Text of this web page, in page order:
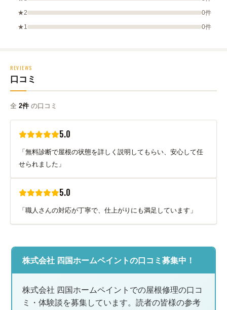
★2
0件
★1
0件
REVIEWS
口コミ
全 2件 の口コミ
5.0
「無料診断で屋根の状態を詳しく説明してもらい、安心して任
せられました」
5.0
「職人さんの対応が丁寧で、仕上がりにも満足しています」
株式会社 四国ホームペイントの口コミ募集中！
株式会社 四国ホームペイントでの屋根修理の口コ
ミ・体験談を募集しています。読者の皆様の参考